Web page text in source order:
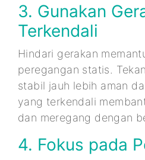
3. Gunakan
Terkendali
Hindari gerakan
peregangan statis.
stabil jauh lebih aman
yang terkendali
dan meregang dengan
4. Fokus pada